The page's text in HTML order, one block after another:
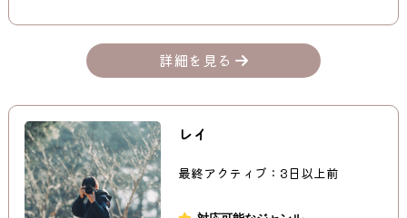
詳細を見る
レイ
最終アクティブ：3日以上前